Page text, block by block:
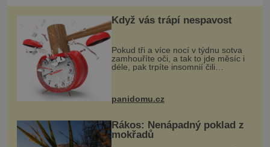
Když vás trápí nespavost
Pokud tři a více nocí v týdnu sotva
zamhouříte oči, a tak to jde měsíc i
déle, pak trpíte insomnií čili
panidomu.cz
Rákos: Nenápadný poklad z
mokřadů